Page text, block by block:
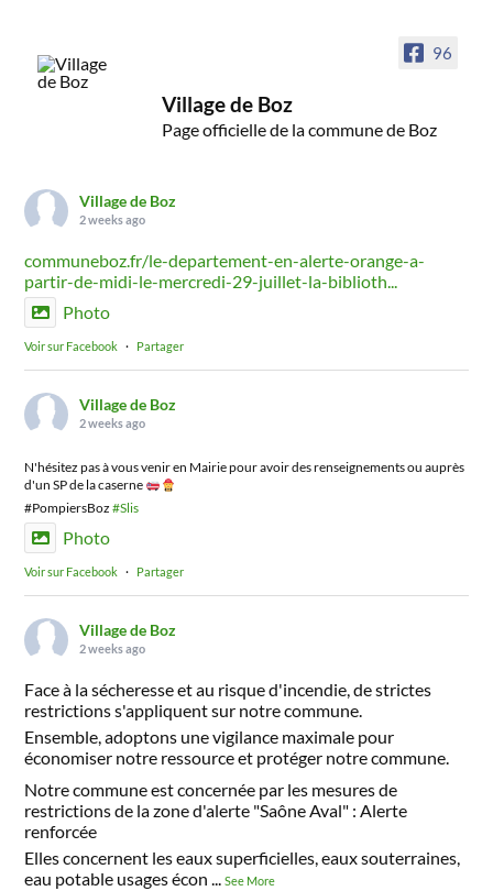
96
Village de Boz
Page officielle de la commune de Boz
Village de Boz
2 weeks ago
communeboz.fr/le-departement-en-alerte-orange-a-
partir-de-midi-le-mercredi-29-juillet-la-biblioth...
Photo
Voir sur Facebook · Partager
Village de Boz
2 weeks ago
N'hésitez pas à vous venir en Mairie pour avoir des renseignements ou auprès
d'un SP de la caserne
#PompiersBoz#Slis
Photo
Voir sur Facebook · Partager
Village de Boz
2 weeks ago
Face à la sécheresse et au risque d'incendie, de strictes
restrictions s'appliquent sur notre commune.
Ensemble, adoptons une vigilance maximale pour
économiser notre ressource et protéger notre commune.
Notre commune est concernée par les mesures de
restrictions de la zone d'alerte "Saône Aval" : Alerte
renforcée
Elles concernent les eaux superficielles, eaux souterraines,
eau potable usages écon ...See More